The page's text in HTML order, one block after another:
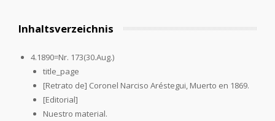
Inhaltsverzeichnis
4.1890=Nr. 173(30.Aug.)
title_page
[Retrato de] Coronel Narciso Aréstegui, Muerto en 1869.
[Editorial]
Nuestro material.